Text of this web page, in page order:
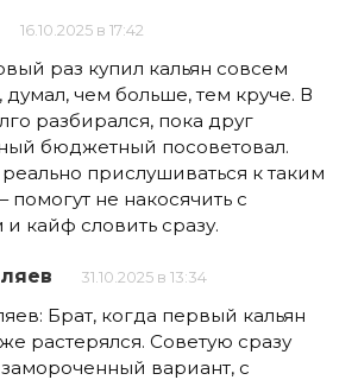
16.10.2025 в 17:42
раз купил кальян совсем
чем больше, тем круче. В
разбирался, пока друг
бюджетный посоветовал.
прислушиваться к таким
помогут не накосячить с
кайф словить сразу.
31.10.2025 в 13:34
Брат, когда первый кальян
растерялся. Советую сразу
вариант, с